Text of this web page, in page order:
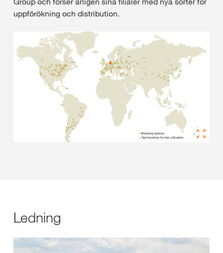
uppförökning och distribution.
Ledning